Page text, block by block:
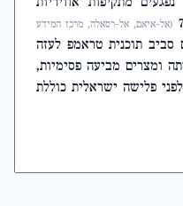
(אל-איאם, אל-רסאלה, מרכז המידע
סביב תוכנית טראמפ לעזה
ומצרים מביעה פסימיות,
פלישה ישראלית כוללת